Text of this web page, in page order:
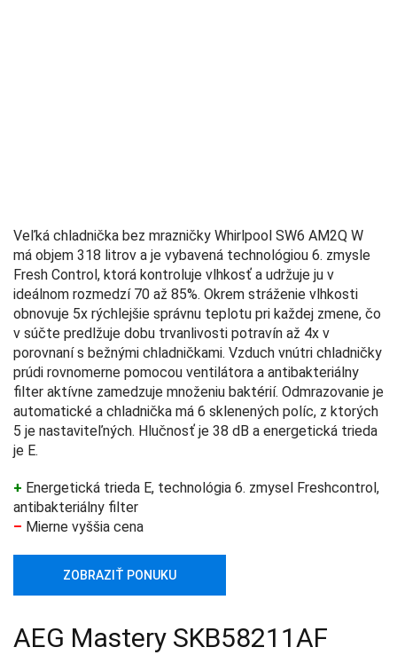
Veľká chladnička bez mrazničky Whirlpool SW6 AM2Q W
má objem 318 litrov a je vybavená technológiou 6. zmysle
Fresh Control, ktorá kontroluje vlhkosť a udržuje ju v
ideálnom rozmedzí 70 až 85%. Okrem stráženie vlhkosti
obnovuje 5x rýchlejšie správnu teplotu pri každej zmene, čo
v súčte predlžuje dobu trvanlivosti potravín až 4x v
porovnaní s bežnými chladničkami. Vzduch vnútri chladničky
prúdi rovnomerne pomocou ventilátora a antibakteriálny
filter aktívne zamedzuje množeniu baktérií. Odmrazovanie je
automatické a chladnička má 6 sklenených políc, z ktorých
5 je nastaviteľných. Hlučnosť je 38 dB a energetická trieda
je E.
+ Energetická trieda E, technológia 6. zmysel Freshcontrol,
antibakteriálny filter
– Mierne vyššia cena
ZOBRAZIŤ PONUKU
AEG Mastery SKB58211AF